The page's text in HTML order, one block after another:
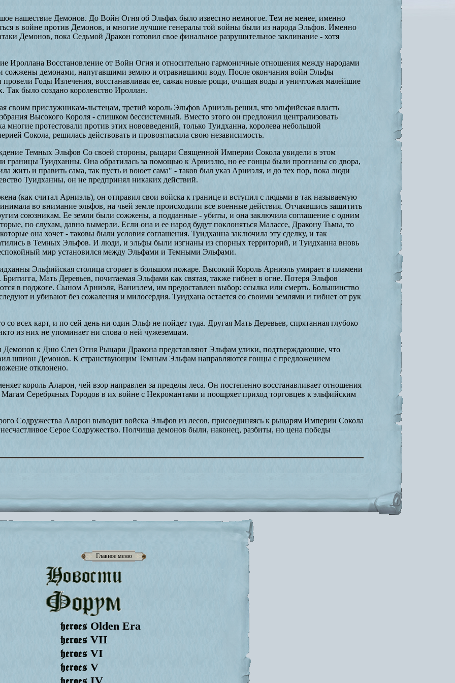
Главное меню
heroes Olden Era
heroes VII
heroes VI
heroes V
heroes
нашествие Демонов. До Войн Огня об Эльфах было известно немногое. Тем не менее, именно
в войне против Демонов, и многие лучшие генералы той войны были из народа Эльфов. Именно
Демонов, пока Седьмой Дракон готовил свое финальное разрушительное заклинание - хотя
Ироллана Восстановление от Войн Огня и относительно гармоничные отношения между народами
сожжены демонами, напугавшими землю и отравившими воду. После окончания войн Эльфы
Годы Излечения, восстанавливая ее, сажая новые рощи, очищая воды и уничтожая малейшие
Так было создано королевство Ироллан.
прислужникам-льстецам, третий король Эльфов Арниэль решил, что эльфийская власть
Высокого Короля - слишком бессистемный. Вместо этого он предложил централизовать
многие протестовали против этих нововведений, только Туидханна, королева небольшой
Сокола, решилась действовать и провозгласила свою независимость.
Темных Эльфов Со своей стороны, рыцари Священной Империи Сокола увидели в этом
границы Туидханны. Она обратилась за помощью к Арниэлю, но ее гонцы были прогнаны со двора,
жить и править сама, так пусть и воюет сама" - таков был указ Арниэля, и до тех пор, пока люди
Туидханны, он не предпринял никаких действий.
(как считал Арниэль), он отправил свои войска к границе и вступил с людьми в так называемую
во внимание эльфов, на чьей земле происходили все военные действия. Отчаявшись защитить
союзникам. Ее земли были сожжены, а подданные - убиты, и она заключила соглашение с одним
по слухам, давно вымерли. Если она и ее народ будут поклоняться Малассе, Дракону Тьмы, то
она хочет - таковы были условия соглашения. Туидханна заключила эту сделку, и так
в Темных Эльфов. И люди, и эльфы были изгнаны из спорных территорий, и Туидханна вновь
мир установился между Эльфами и Темными Эльфами.
Эльфийская столица сгорает в большом пожаре. Высокий Король Арниэль умирает в пламени
Мать Деревьев, почитаемая Эльфами как святая, также гибнет в огне. Потеря Эльфов
в поджоге. Сыном Арниэля, Ваниэлем, им предоставлен выбор: ссылка или смерть. Большинство
и убивают без сожаления и милосердия. Туидхана остается со своими землями и гибнет от рук
со всех карт, и по сей день ни один Эльф не пойдет туда. Другая Мать Деревьев, спрятанная глубоко
из них не упоминает ни слова о ней чужеземцам.
Демонов к Дню Слез Огня Рыцари Дракона представляют Эльфам улики, подтверждающие, что
шпион Демонов. К странствующим Темным Эльфам направляются гонцы с предложением
отклонено.
король Аларон, чей взор направлен за пределы леса. Он постепенно восстанавливает отношения
Серебряных Городов в их войне с Некромантами и поощряет приход торговцев к эльфийским
Содружества Аларон выводит войска Эльфов из лесов, присоединяясь к рыцарям Империи Сокола
Серое Содружество. Полчища демонов были, наконец, разбиты, но цена победы